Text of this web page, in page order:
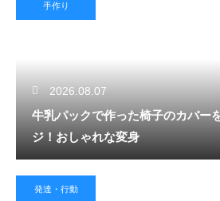
手作り
2026.08.07
牛乳パックで作った椅子のカバー
ジ！おしゃれな変身
発達・行動